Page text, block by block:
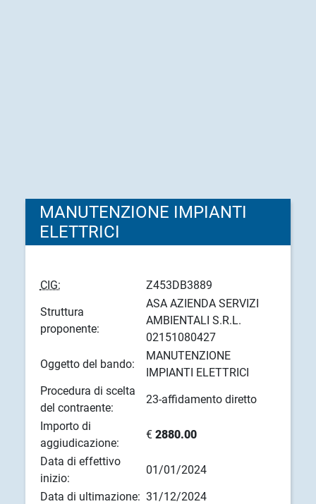
MANUTENZIONE IMPIANTI
ELETTRICI
CIG:
Z453DB3889
Struttura
proponente:
ASA AZIENDA SERVIZI
AMBIENTALI S.R.L.
02151080427
Oggetto del bando:
MANUTENZIONE
IMPIANTI ELETTRICI
Procedura di scelta
del contraente:
23-affidamento diretto
Importo di
aggiudicazione:
€ 2880.00
Data di effettivo
inizio:
01/01/2024
Data di ultimazione: 31/12/2024